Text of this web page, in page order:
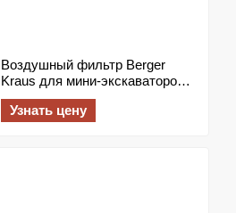
Воздушный фильтр Berger
Kraus для мини-экскаваторов
BK800, BK900, BK950
Узнать цену